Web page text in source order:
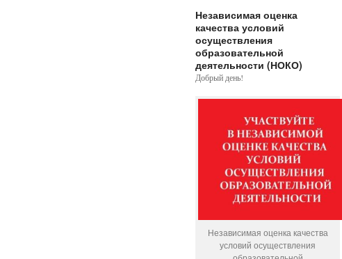
Независимая оценка
качества условий
осуществления
образовательной
деятельности (НОКО)
Добрый день!
Независимая оценка качества
условий осуществления